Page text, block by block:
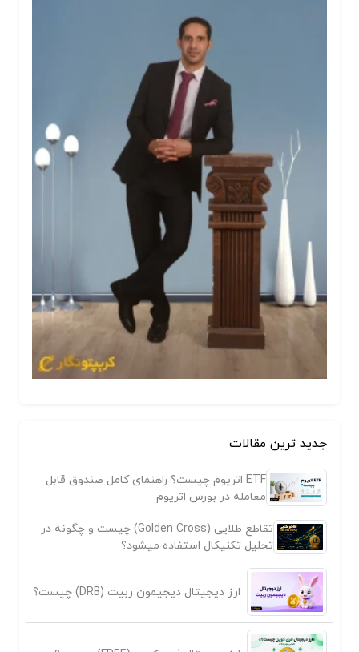
جدید ترین مقالات
ETF اتریوم چیست؟ راهنمای کامل صندوق قابل
معامله در بورس اتریوم
تقاطع طلایی (Golden Cross) چیست و چگونه در
تحلیل تکنیکال استفاده میشود؟
ارز دیجیتال دیجیمون ربیت (DRB) چیست؟